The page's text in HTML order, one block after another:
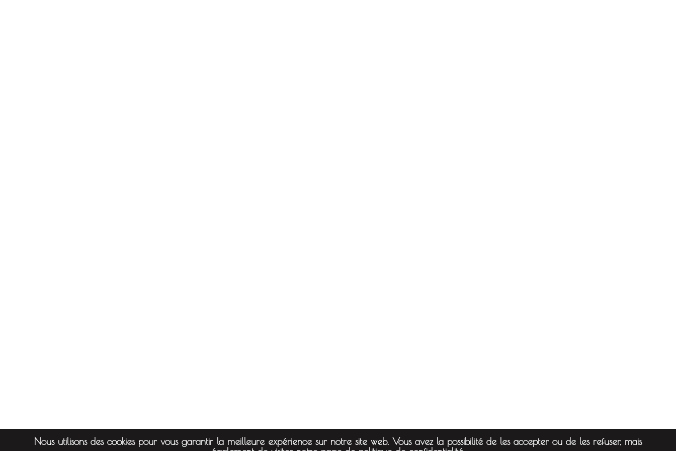
Nous utilisons des cookies pour vous garantir la meilleure expérience sur notre site web. Vous avez la possibilité de les accepter ou de les refuser, mais